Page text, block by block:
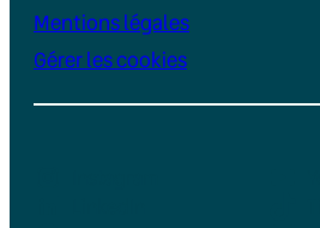
Mentions légales
Gérer les cookies